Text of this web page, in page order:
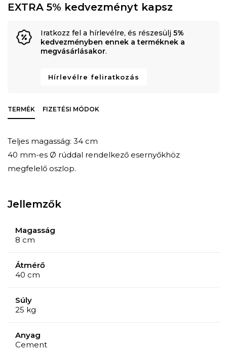
EXTRA 5% kedvezményt kapsz
Iratkozz fel a hírlevélre, és részesülj 5%
kedvezményben ennek a terméknek a
megvásárlásakor.
Hírlevélre feliratkozás
TERMÉK FIZETÉSI MÓDOK
Teljes magasság: 34 cm
40 mm-es Ø rúddal rendelkező esernyőkhöz
megfelelő oszlop.
Jellemzők
Magasság
8 cm
Átmérő
40 cm
Súly
25 kg
Anyag
Cement